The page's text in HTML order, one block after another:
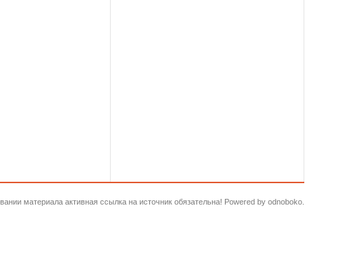
материала активная ссылка на источник обязательна! Powered by odnoboko.